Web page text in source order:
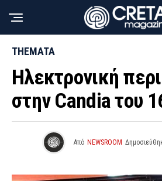
THEMATA
Ηλεκτρονική
στην Candia του
Από NEWSROOM